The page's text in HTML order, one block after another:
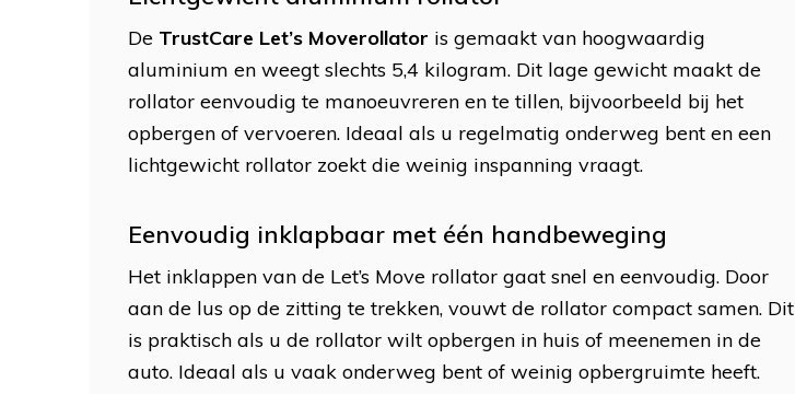
De TrustCare Let’s Moverollator is gemaakt van hoogwaardig
aluminium en weegt slechts 5,4 kilogram. Dit lage gewicht maakt de
rollator eenvoudig te manoeuvreren en te tillen, bijvoorbeeld bij het
opbergen of vervoeren. Ideaal als u regelmatig onderweg bent en een
lichtgewicht rollator zoekt die weinig inspanning vraagt.
Eenvoudig inklapbaar met één handbeweging
Het inklappen van de Let’s Move rollator gaat snel en eenvoudig. Door
aan de lus op de zitting te trekken, vouwt de rollator compact samen. Dit
is praktisch als u de rollator wilt opbergen in huis of meenemen in de
auto. Ideaal als u vaak onderweg bent of weinig opbergruimte heeft.